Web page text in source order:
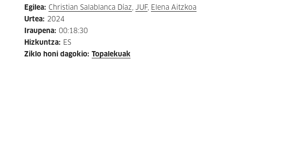
Egilea: Christian Salablanca Díaz, JUF, Elena Aitzkoa
Urtea: 2024
Iraupena: 00:18:30
Hizkuntza: ES
Ziklo honi dagokio: Topalekuak